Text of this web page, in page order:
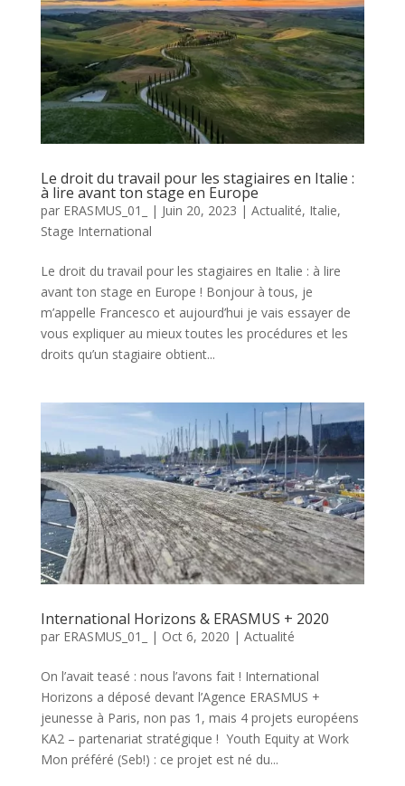
Le droit du travail pour les stagiaires en Italie :
à lire avant ton stage en Europe
par ERASMUS_01_ | Juin 20, 2023 | Actualité, Italie,
Stage International
Le droit du travail pour les stagiaires en Italie : à lire
avant ton stage en Europe ! Bonjour à tous, je
m’appelle Francesco et aujourd’hui je vais essayer de
vous expliquer au mieux toutes les procédures et les
droits qu’un stagiaire obtient...
International Horizons & ERASMUS + 2020
par ERASMUS_01_ | Oct 6, 2020 | Actualité
On l’avait teasé : nous l’avons fait ! International
Horizons a déposé devant l’Agence ERASMUS +
jeunesse à Paris, non pas 1, mais 4 projets européens
KA2 – partenariat stratégique ! Youth Equity at Work
Mon préféré (Seb!) : ce projet est né du...